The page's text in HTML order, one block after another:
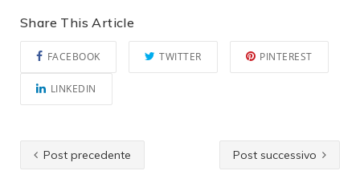
Share This Article
FACEBOOK TWITTER PINTEREST
LINKEDIN
Post precedente Post successivo